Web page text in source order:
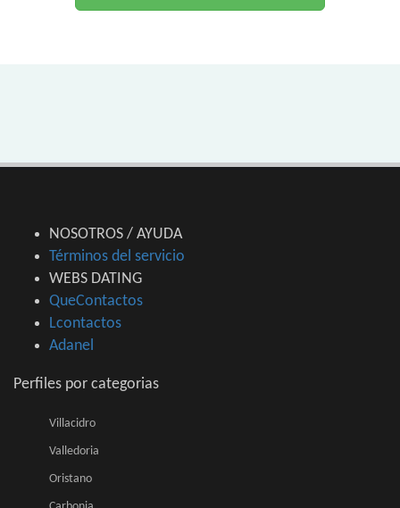
NOSOTROS / AYUDA
Términos del servicio
WEBS DATING
QueContactos
Lcontactos
Adanel
Perfiles por categorias
Villacidro
Valledoria
Oristano